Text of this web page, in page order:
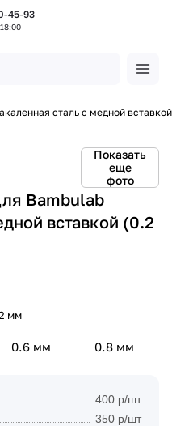
45-93
сталь с медной вставкой
Показать
еще
фото
Bambulab
вставкой (0.2
мм
0.6 мм 0.8 мм
400 р/шт
350 р/шт